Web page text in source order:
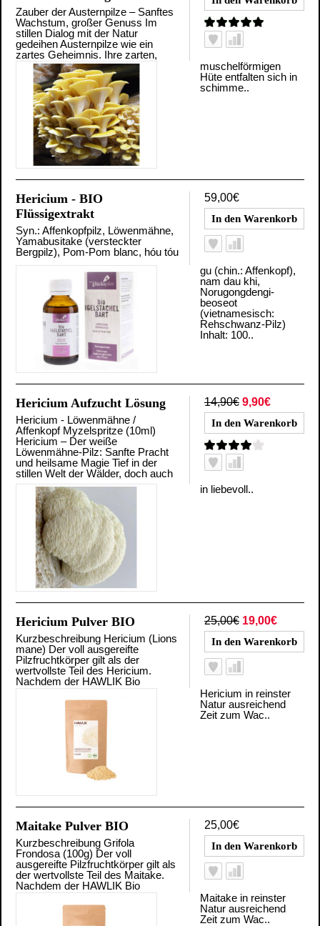
Zauber der Austernpilze – Sanftes
Wachstum, großer Genuss Im
stillen Dialog mit der Natur
gedeihen Austernpilze wie ein
zartes Geheimnis. Ihre zarten,
muschelförmigen
Hüte entfalten sich in
schimme..
59,00€
Hericium - BIO
Flüssigextrakt
Syn.: Affenkopfpilz, Löwenmähne,
Yamabusitake (versteckter
Bergpilz), Pom-Pom blanc, hóu tóu
gu (chin.: Affenkopf),
nam dau khi,
Norugongdengi-
beoseot
(vietnamesisch:
Rehschwanz-Pilz)
Inhalt: 100..
14,90€ 9,90€
Hericium Aufzucht Lösung
Hericium - Löwenmähne /
Affenkopf Myzelspritze (10ml)
Hericium – Der weiße
Löwenmähne-Pilz: Sanfte Pracht
und heilsame Magie Tief in der
stillen Welt der Wälder, doch auch
in liebevoll..
25,00€ 19,00€
Hericium Pulver BIO
Kurzbeschreibung Hericium (Lions
mane) Der voll ausgereifte
Pilzfruchtkörper gilt als der
wertvollste Teil des Hericium.
Nachdem der HAWLIK Bio
Hericium in reinster
Natur ausreichend
Zeit zum Wac..
25,00€
Maitake Pulver BIO
Kurzbeschreibung Grifola
Frondosa (100g) Der voll
ausgereifte Pilzfruchtkörper gilt als
der wertvollste Teil des Maitake.
Nachdem der HAWLIK Bio
Maitake in reinster
Natur ausreichend
Zeit zum Wac..